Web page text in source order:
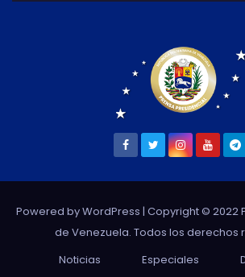
Powered by WordPress | Copyright © 2022
de Venezuela. Todos los derechos
Noticias
Especiales